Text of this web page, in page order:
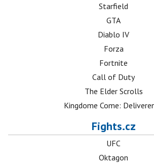
Starfield
GTA
Diablo IV
Forza
Fortnite
Call of Duty
The Elder Scrolls
Kingdome Come:
Fights.cz
UFC
Oktagon